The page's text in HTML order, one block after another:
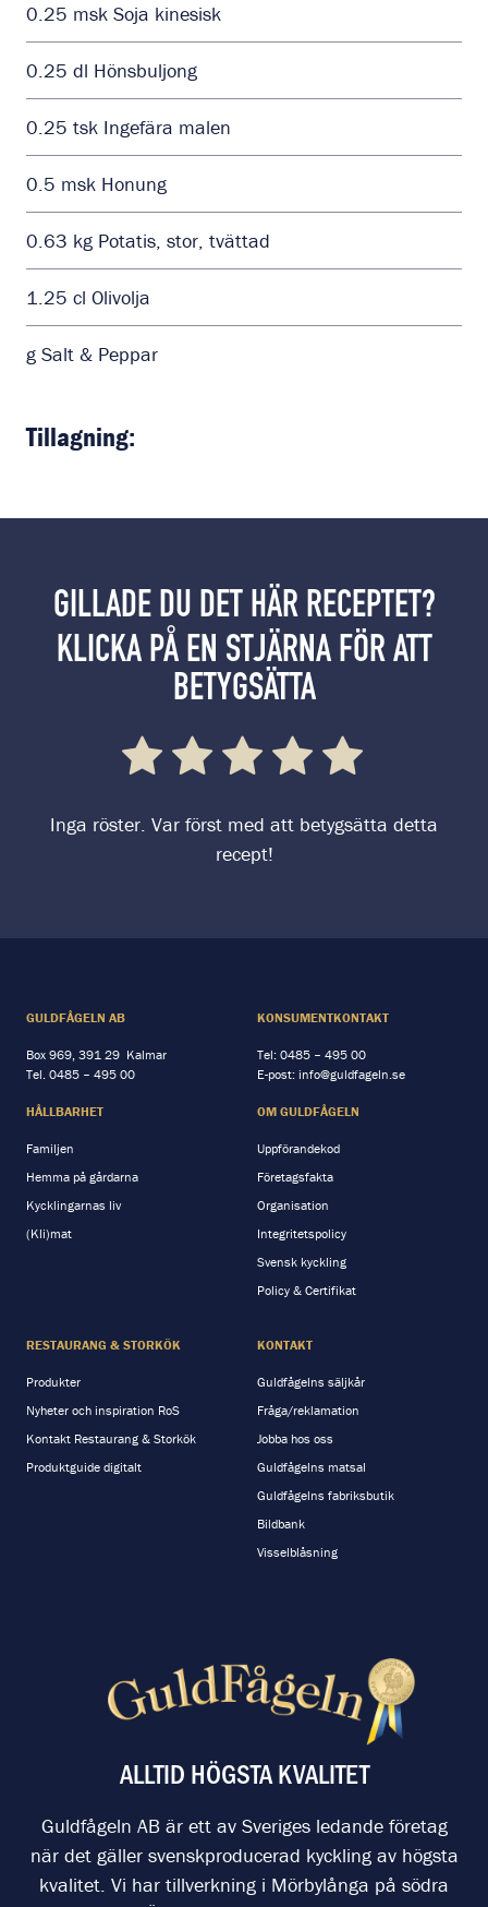
0.25 msk Soja kinesisk
0.25 dl Hönsbuljong
0.25 tsk Ingefära malen
0.5 msk Honung
0.63 kg Potatis, stor, tvättad
1.25 cl Olivolja
g Salt & Peppar
Tillagning:
GILLADE DU DET HÄR RECEPTET?
KLICKA PÅ EN STJÄRNA FÖR ATT
BETYGSÄTTA
Inga röster. Var först med att betygsätta detta
recept!
GULDFÅGELN AB
Box 969, 391 29 Kalmar
Tel. 0485 – 495 00
KONSUMENTKONTAKT
Tel: 0485 – 495 00
E-post: info@guldfageln.se
HÅLLBARHET
Familjen
Hemma på gårdarna
Kycklingarnas liv
(Kli)mat
OM GULDFÅGELN
Uppförandekod
Företagsfakta
Organisation
Integritetspolicy
Svensk kyckling
Policy & Certifikat
RESTAURANG & STORKÖK
Produkter
Nyheter och inspiration RoS
Kontakt Restaurang & Storkök
Produktguide digitalt
KONTAKT
Guldfågelns säljkår
Fråga/reklamation
Jobba hos oss
Guldfågelns matsal
Guldfågelns fabriksbutik
Bildbank
Visselblåsning
ALLTID HÖGSTA KVALITET
Guldfågeln AB är ett av Sveriges ledande företag
när det gäller svenskproducerad kyckling av högsta
kvalitet. Vi har tillverkning i Mörbylånga på södra